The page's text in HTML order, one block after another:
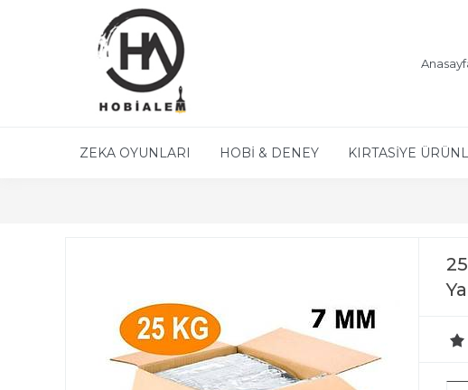
ZEKA OYUNLARI HOBİ & DENEY KIRTASİYE